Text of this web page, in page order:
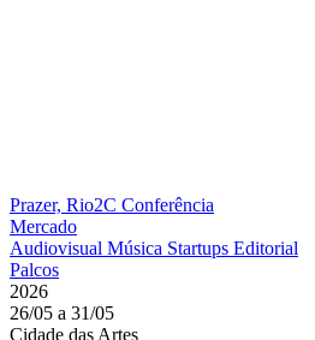
Prazer, Rio2C Conferência
Mercado
Audiovisual Música Startups Editorial
Palcos
2026
26/05 a 31/05
Cidade das Artes